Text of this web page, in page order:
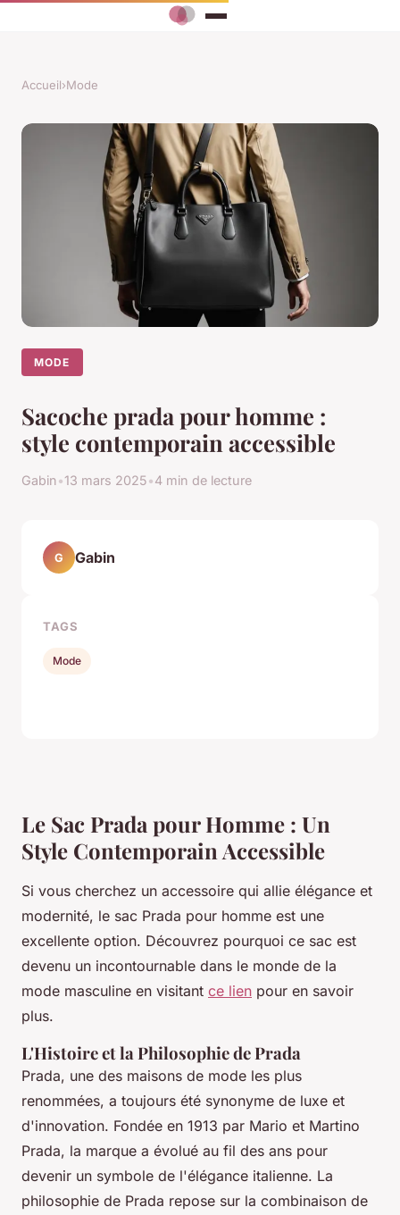
Accueil›Mode
MODE
Sacoche prada pour homme :
style contemporain accessible
Gabin•13 mars 2025•4 min de lecture
Le Sac Prada pour Homme : Un
Style Contemporain Accessible
Si vous cherchez un accessoire qui allie élégance et
modernité, le sac Prada pour homme est une
excellente option. Découvrez pourquoi ce sac est
devenu un incontournable dans le monde de la
mode masculine en visitant ce lien pour en savoir
plus.
L'Histoire et la Philosophie de Prada
Prada, une des maisons de mode les plus
renommées, a toujours été synonyme de luxe et
d'innovation. Fondée en 1913 par Mario et Martino
Prada, la marque a évolué au fil des ans pour
devenir un symbole de l'élégance italienne. La
philosophie de Prada repose sur la combinaison de
G Gabin
TAGS
Mode